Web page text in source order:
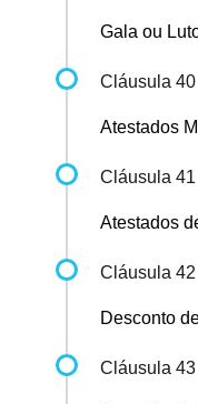
Gala ou
Cláusula 40
Atestados
Cláusula 41
Atestados
Cláusula 42
Desconto
Cláusula 43